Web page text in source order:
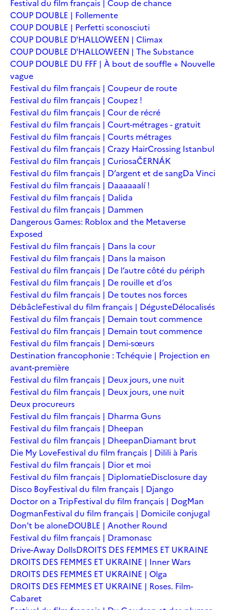
Festival du film français | Coup de chance
COUP DOUBLE | Follemente
COUP DOUBLE | Perfetti sconosciuti
COUP DOUBLE D'HALLOWEEN | Climax
COUP DOUBLE D'HALLOWEEN | The Substance
COUP DOUBLE DU FFF | À bout de souffle + Nouvelle
vague
Festival du film français | Coupeur de route
Festival du film français | Coupez !
Festival du film français | Cour de récré
Festival du film français | Court-métrages - gratuit
Festival du film français | Courts métrages
Festival du film français | Crazy HairCrossing Istanbul
Festival du film français | CuriosaČERNÁK
Festival du film français | D’argent et de sangDa Vinci
Festival du film français | Daaaaaalí !
Festival du film français | Dalida
Festival du film français | Dammen
Dangerous Games: Roblox and the Metaverse
Exposed
Festival du film français | Dans la cour
Festival du film français | Dans la maison
Festival du film français | De l’autre côté du périph
Festival du film français | De rouille et d’os
Festival du film français | De toutes nos forces
DébâcleFestival du film français | DégusteDélocalisés
Festival du film français | Demain tout commence
Festival du film français | Demain tout commence
Festival du film français | Demi-sœurs
Destination francophonie : Tchéquie | Projection en
avant-première
Festival du film français | Deux jours, une nuit
Festival du film français | Deux jours, une nuit
Deux procureurs
Festival du film français | Dharma Guns
Festival du film français | Dheepan
Festival du film français | DheepanDiamant brut
Die My LoveFestival du film français | Dilili à Paris
Festival du film français | Dior et moi
Festival du film français | DiplomatieDisclosure day
Disco BoyFestival du film français | Django
Doctor on a TripFestival du film français | DogMan
DogmanFestival du film français | Domicile conjugal
Don't be aloneDOUBLE | Another Round
Festival du film français | Dramonasc
Drive-Away DollsDROITS DES FEMMES ET UKRAINE
DROITS DES FEMMES ET UKRAINE | Inner Wars
DROITS DES FEMMES ET UKRAINE | Olga
DROITS DES FEMMES ET UKRAINE | Roses. Film-
Cabaret